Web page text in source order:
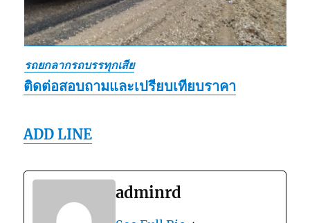
รถยกลากรถบรรทุกเสีย
ติดต่อสอบถามและเปรียบเทียบราคา
ADD LINE
adminrd